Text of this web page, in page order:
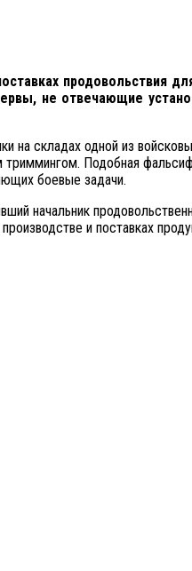
продовольствия
не отвечающие
на складах одной из
Подобная
боевые задачи.
начальник
и поставках